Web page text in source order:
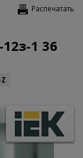
Распечатать
1 36